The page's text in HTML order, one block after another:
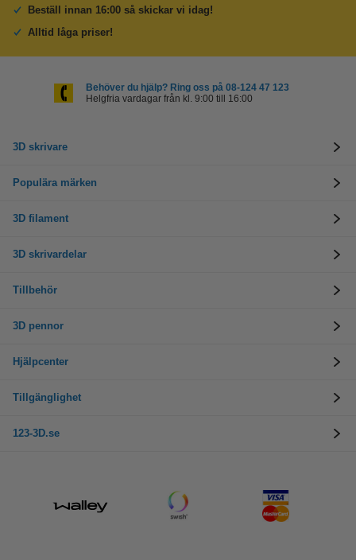
Beställ innan 16:00 så skickar vi idag!
Alltid låga priser!
Behöver du hjälp? Ring oss på 08-124 47 123
Helgfria vardagar från kl. 9:00 till 16:00
3D skrivare
Populära märken
3D filament
3D skrivardelar
Tillbehör
3D pennor
Hjälpcenter
Tillgänglighet
123-3D.se